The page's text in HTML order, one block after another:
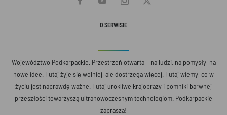
O SERWISIE
Województwo Podkarpackie. Przestrzeń otwarta – na ludzi, na pomysły, na
nowe idee. Tutaj żyje się wolniej, ale dostrzega więcej. Tutaj wiemy, co w
życiu jest naprawdę ważne. Tutaj urokliwe krajobrazy i pomniki barwnej
przeszłości towarzyszą ultranowoczesnym technologiom. Podkarpackie
zaprasza!